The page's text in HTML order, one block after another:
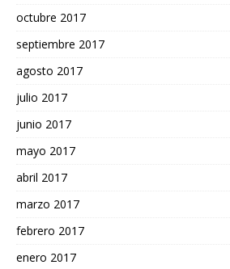
octubre 2017
septiembre 2017
agosto 2017
julio 2017
junio 2017
mayo 2017
abril 2017
marzo 2017
febrero 2017
enero 2017